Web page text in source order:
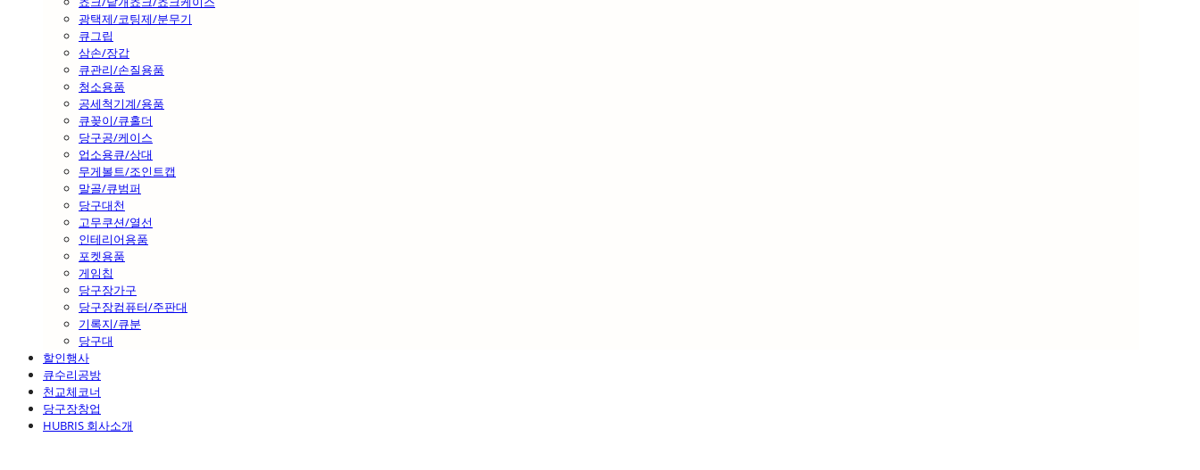
광택제/코팅제/분무기
큐그립
삼손/장갑
큐관리/손질용품
청소용품
공세척기계/용품
큐꽂이/큐홀더
당구공/케이스
업소용큐/상대
무게볼트/조인트캡
말골/큐범퍼
당구대천
고무쿠션/열선
인테리어용품
포켓용품
게임칩
당구장가구
당구장컴퓨터/주판대
기록지/큐분
당구대
할인행사
큐수리공방
천교체코너
당구장창업
HUBRIS 회사소개